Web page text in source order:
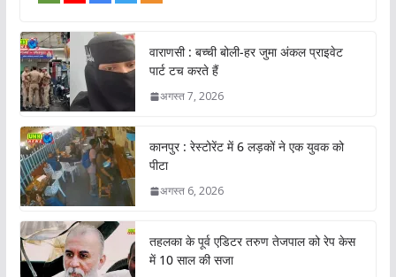
वाराणसी : बच्ची बोली-हर जुमा अंकल प्राइवेट
पार्ट टच करते हैं
अगस्त 7, 2026
कानपुर : रेस्टोरेंट में 6 लड़कों ने एक युवक को
पीटा
अगस्त 6, 2026
तहलका के पूर्व एडिटर तरुण तेजपाल को रेप केस
में 10 साल की सजा